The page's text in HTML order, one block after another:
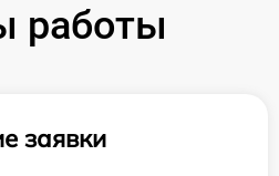
работы
заявки